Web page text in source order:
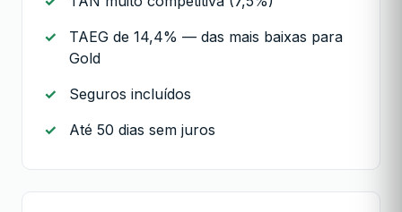
TAEG de 14,4% — das mais baixas para
Gold
Seguros incluídos
Até 50 dias sem juros